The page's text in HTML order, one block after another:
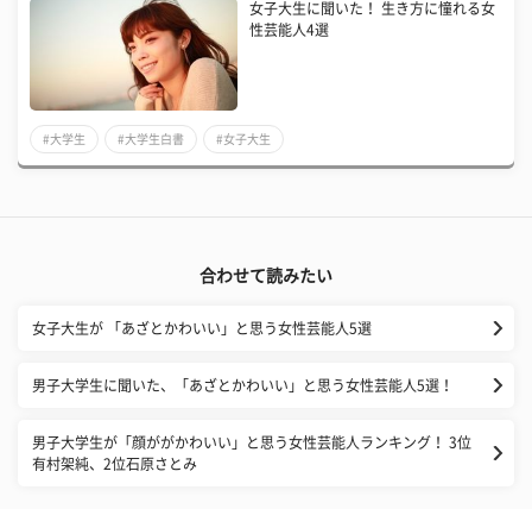
女子大生に聞いた！ 生き方に憧れる女
性芸能人4選
#大学生 #大学生白書 #女子大生
合わせて読みたい
女子大生が 「あざとかわいい」と思う女性芸能人5選
男子大学生に聞いた、「あざとかわいい」と思う女性芸能人5選！
男子大学生が「顔ががかわいい」と思う女性芸能人ランキング！ 3位
有村架純、2位石原さとみ